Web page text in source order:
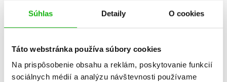
Súhlas Detaily O cookies
Táto webstránka používa súbory cookies
Na prispôsobenie obsahu a reklám, poskytovanie funkcií
sociálnych médií a analýzu návštevnosti používame
Informácie
Žáner
príručky a návody
PC hry